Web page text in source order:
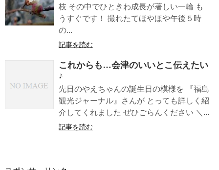
枝 その中でひときわ成長が著しい一輪 も
うすぐです！ 撮れたてほやほや午後５時
の...
記事を読む
これからも…会津のいいとこ伝えたい
♪
先日のやえちゃんの誕生日の模様を 『福島
観光ジャーナル』さんが とっても詳しく紹
介してくれました ぜひごらんください ＼...
記事を読む